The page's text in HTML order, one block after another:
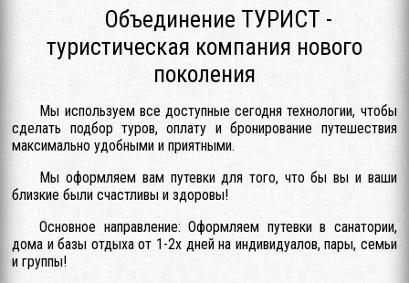
Объединение ТУРИСТ -
туристическая компания нового
поколения
Мы используем все доступные сегодня технологии, чтобы
сделать подбор туров, оплату и бронирование путешествия
максимально удобными и приятными.
Мы оформляем вам путевки для того, что бы вы и ваши
близкие были счастливы и здоровы!
Основное направление: Оформляем путевки в санатории,
дома и базы отдыха от 1-2х дней на индивидуалов, пары, семьи
и группы!